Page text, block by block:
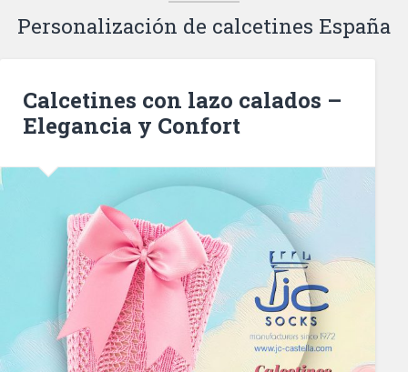
Personalización de calcetines España
Calcetines con lazo calados –
Elegancia y Confort